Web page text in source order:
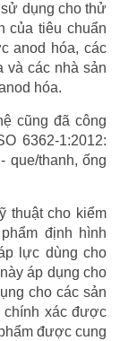
dụng cho thử
của tiêu chuẩn
anod hóa, các
và các nhà sản
hóa.
cũng đã công
6362-1:2012:
que/thanh, ống
thuật cho kiểm
định hình
lực dùng cho
áp dụng cho
cho các sản
chính xác được
được cung